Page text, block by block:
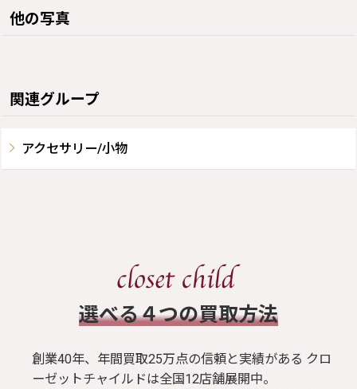
他の写真
関連グループ
アクセサリー/小物
​選べる４つの買取方法
創業40年、年間買取25万点の信頼と実績がある クロ
ーゼットチャイルドは全国12店舗展開中。